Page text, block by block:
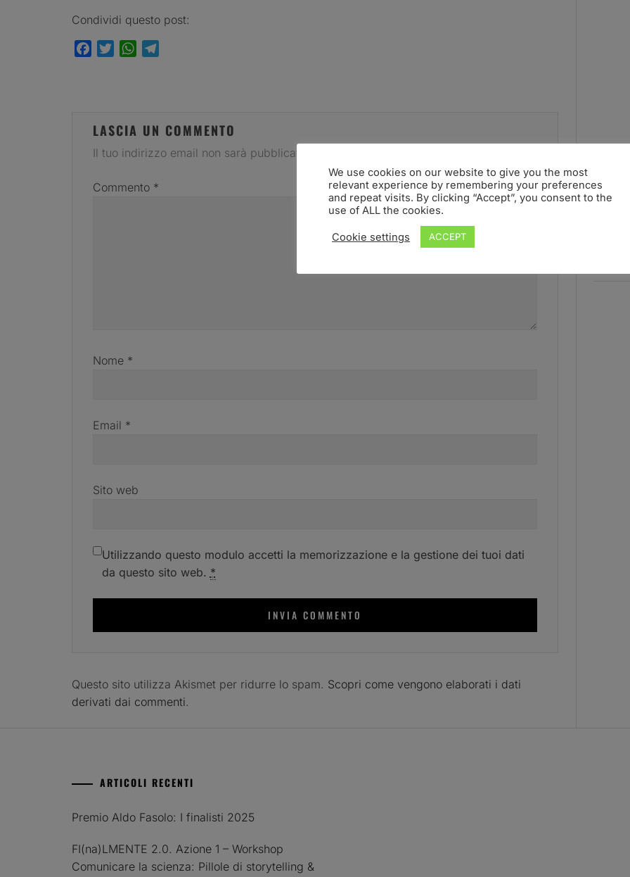
Condividi questo post:
FacebookTwitterWhatsApp
LASCIA UN COMMENTO
Il tuo indirizzo email non sarà pubblicato.
Commento *
Nome *
Email *
Sito web
Utilizzando questo modulo accetti la memorizzazione e la gestione dei tuoi dati
da questo sito web. *
Questo sito utilizza Akismet per ridurre lo spam. Scopri come vengono elaborati i dati
derivati dai commenti.
ARTICOLI RECENTI
Premio Aldo Fasolo: I finalisti 2025
FI(na)LMENTE 2.0. Azione 1 – Workshop
Comunicare la scienza: Pillole di storytelling &
We use cookies on our website to give you the most
relevant experience by remembering your preferences
and repeat visits. By clicking “Accept”, you consent to the
use of ALL the cookies.
Cookie settings ACCEPT